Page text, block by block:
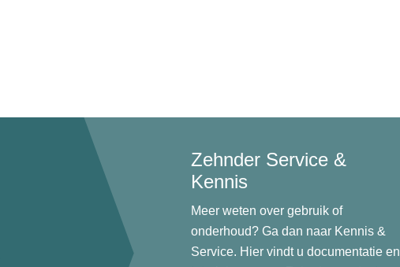
Zehnder Service &
Kennis
Meer weten over gebruik of
onderhoud? Ga dan naar Kennis &
Service. Hier vindt u documentatie en